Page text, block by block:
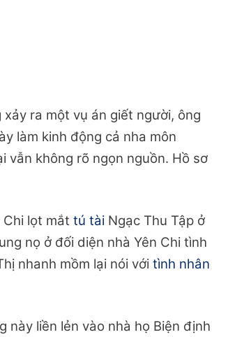
ra một vụ án giết người, ông
làm kinh động cả nha môn
vẫn không rõ ngọn nguồn. Hồ sơ
Chi lọt mắt tú tài Ngạc Thu Tập ở
nọ ở đối diện nhà Yên Chi tình
nhanh mồm lại nói với tình nhân
liền lẻn vào nhà họ Biện định